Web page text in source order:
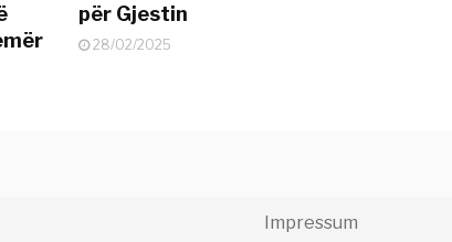
për Gjestin
28/02/2025
Impressum